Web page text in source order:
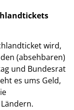
wird,
(absehbaren)
und Bundesrat
es ums Geld,